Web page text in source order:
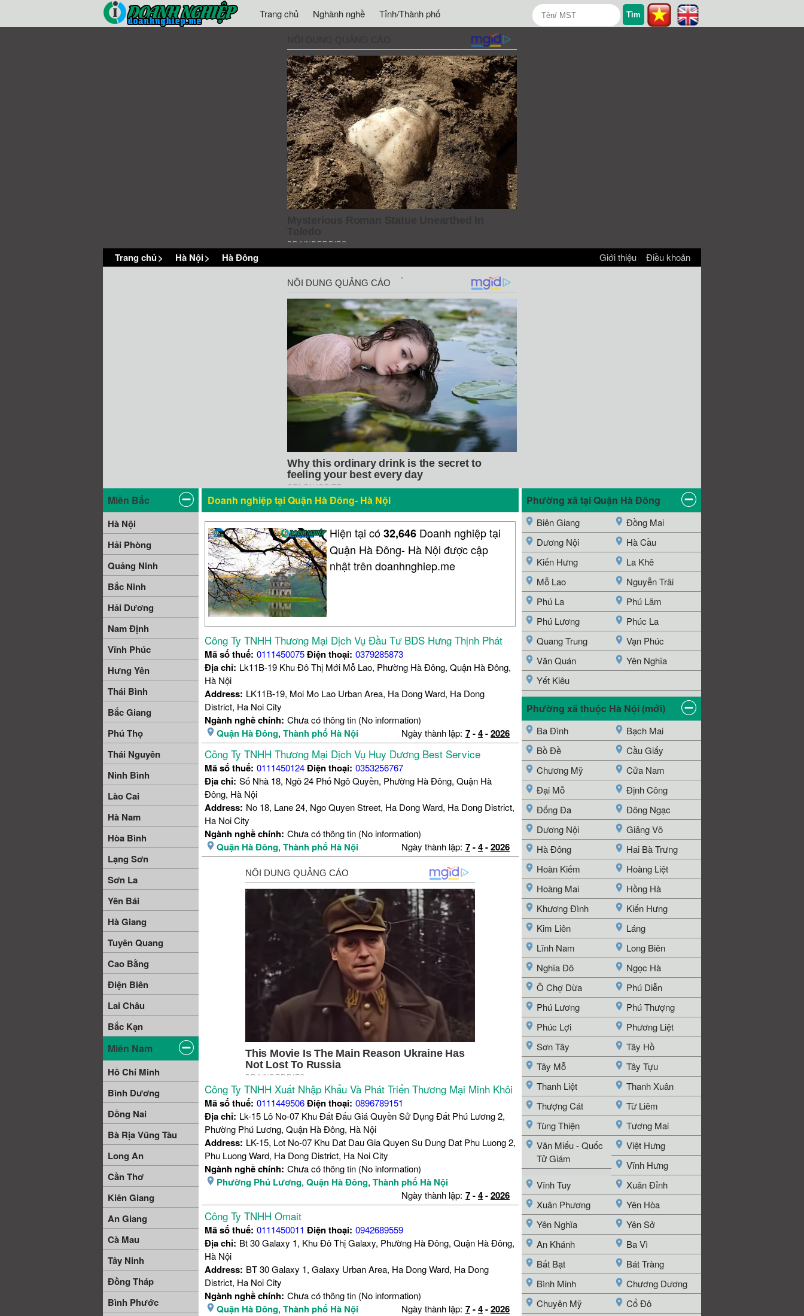
Trang chủ Nghành nghề Tỉnh/Thành phố
Trang chủ> Hà Nội> Hà Đông Giới thiệu Điều khoản
Miền Bắc
Hà Nội
Hải Phòng
Quảng Ninh
Bắc Ninh
Hải Dương
Nam Định
Vĩnh Phúc
Hưng Yên
Thái Bình
Bắc Giang
Phú Thọ
Thái Nguyên
Ninh Bình
Lào Cai
Hà Nam
Hòa Bình
Lạng Sơn
Sơn La
Yên Bái
Hà Giang
Tuyên Quang
Cao Bằng
Điện Biên
Lai Châu
Bắc Kạn
Miền Nam
Hồ Chí Minh
Bình Dương
Đồng Nai
Bà Rịa Vũng Tàu
Long An
Cần Thơ
Kiên Giang
An Giang
Cà Mau
Tây Ninh
Đồng Tháp
Bình Phước
Doanh nghiệp tại Quận Hà Đông- Hà Nội
Hiện tại có32,646 Doanh nghiệp tại
Quận Hà Đông- Hà Nội được cập
nhật trên doanhnghiep.me
Công Ty TNHH Thương Mại Dịch Vụ Đầu Tư BDS Hưng Thịnh Phát
Mã số thuế: 0111450075Điện thoại: 0379285873
Địa chỉ: Lk11B-19 Khu Đô Thị Mới Mỗ Lao, Phường Hà Đông, Quận Hà Đông,
Hà Nội
Address: LK11B-19, Moi Mo Lao Urban Area, Ha Dong Ward, Ha Dong
District, Ha Noi City
Ngành nghề chính: Chưa có thông tin (No information)
Quận Hà Đông, Thành phố Hà Nội Ngày thành lập: 7-4-2026
Công Ty TNHH Thương Mại Dịch Vụ Huy Dương Best Service
Mã số thuế: 0111450124Điện thoại: 0353256767
Địa chỉ: Số Nhà 18, Ngõ 24 Phố Ngô Quyền, Phường Hà Đông, Quận Hà
Đông, Hà Nội
Address: No 18, Lane 24, Ngo Quyen Street, Ha Dong Ward, Ha Dong District,
Ha Noi City
Ngành nghề chính: Chưa có thông tin (No information)
Quận Hà Đông, Thành phố Hà Nội Ngày thành lập: 7-4-2026
Công Ty TNHH Xuất Nhập Khẩu Và Phát Triển Thương Mại Minh Khôi
Mã số thuế: 0111449506Điện thoại: 0896789151
Địa chỉ: Lk-15 Lô No-07 Khu Đất Đấu Giá Quyền Sử Dụng Đất Phú Lương 2,
Phường Phú Lương, Quận Hà Đông, Hà Nội
Address: LK-15, Lot No-07 Khu Dat Dau Gia Quyen Su Dung Dat Phu Luong 2,
Phu Luong Ward, Ha Dong District, Ha Noi City
Ngành nghề chính: Chưa có thông tin (No information)
Phường Phú Lương, Quận Hà Đông, Thành phố Hà Nội
Ngày thành lập: 7-4-2026
Công Ty TNHH Omait
Mã số thuế: 0111450011 Điện thoại: 0942689559
Địa chỉ: Bt 30 Galaxy 1, Khu Đô Thị Galaxy, Phường Hà Đông, Quận Hà Đông,
Hà Nội
Address: BT 30 Galaxy 1, Galaxy Urban Area, Ha Dong Ward, Ha Dong
District, Ha Noi City
Ngành nghề chính: Chưa có thông tin (No information)
Quận Hà Đông, Thành phố Hà Nội Ngày thành lập: 7-4-2026
Phường xã tại Quận Hà Đông
Biên Giang
Đồng Mai
Dương Nội
Hà Cầu
Kiến Hưng
La Khê
Mỗ Lao
Nguyễn Trãi
Phú La
Phú Lãm
Phú Lương
Phúc La
Quang Trung
Vạn Phúc
Văn Quán
Yên Nghĩa
Yết Kiêu
Phường xã thuộc Hà Nội (mới)
Ba Đình
Bạch Mai
Bồ Đề
Cầu Giấy
Chương Mỹ
Cửa Nam
Đại Mỗ
Định Công
Đống Đa
Đông Ngạc
Dương Nội
Giảng Võ
Hà Đông
Hai Bà Trưng
Hoàn Kiếm
Hoàng Liệt
Hoàng Mai
Hồng Hà
Khương Đình
Kiến Hưng
Kim Liên
Láng
Lĩnh Nam
Long Biên
Nghĩa Đô
Ngọc Hà
Ô Chợ Dừa
Phú Diễn
Phú Lương
Phú Thượng
Phúc Lợi
Phương Liệt
Sơn Tây
Tây Hồ
Tây Mỗ
Tây Tựu
Thanh Liệt
Thanh Xuân
Thượng Cát
Từ Liêm
Tùng Thiện
Tương Mai
Văn Miếu - Quốc
Tử Giám
Việt Hưng
Vĩnh Hưng
Vĩnh Tuy
Xuân Đỉnh
Xuân Phương
Yên Hòa
Yên Nghĩa
Yên Sở
An Khánh
Ba Vì
Bất Bạt
Bát Tràng
Bình Minh
Chương Dương
Chuyên Mỹ
Cổ Đô